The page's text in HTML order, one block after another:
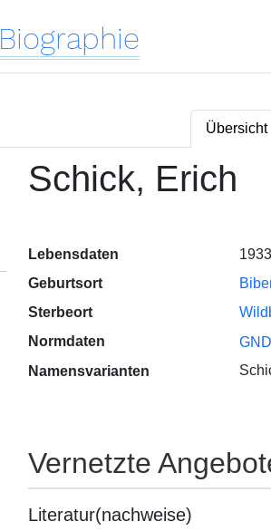
Biographie
Übersicht
Schick, Erich
Lebensdaten
Geburtsort
Sterbeort
Normdaten
Namensvarianten
Vernetzte
Literatur(nachweise)